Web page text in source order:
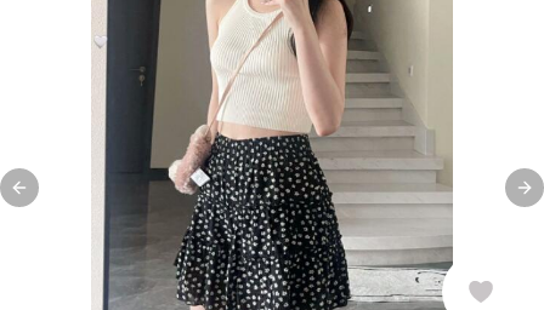
Previous slide